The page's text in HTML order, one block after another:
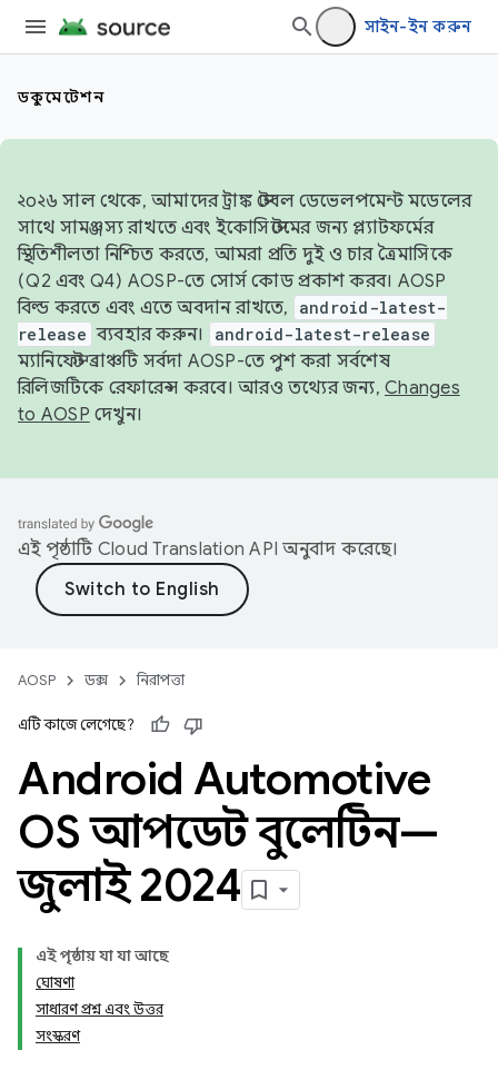
সাইন-ইন করুন
ডকুমেন্টেশন
২০২৬ সাল থেকে, আমাদের ট্রাঙ্ক স্টেবল ডেভেলপমেন্ট মডেলের
সাথে সামঞ্জস্য রাখতে এবং ইকোসিস্টেমের জন্য প্ল্যাটফর্মের
স্থিতিশীলতা নিশ্চিত করতে, আমরা প্রতি দুই ও চার ত্রৈমাসিকে
(Q2 এবং Q4) AOSP-তে সোর্স কোড প্রকাশ করব। AOSP
বিল্ড করতে এবং এতে অবদান রাখতে,
android-latest-
release ব্যবহার করুন। android-latest-release
ম্যানিফেস্ট ব্রাঞ্চটি সর্বদা AOSP-তে পুশ করা সর্বশেষ
রিলিজটিকে রেফারেন্স করবে। আরও তথ্যের জন্য, Changes
to AOSP দেখুন।
এই পৃষ্ঠাটি Cloud Translation API অনুবাদ করেছে।
AOSP ডক্স নিরাপত্তা
এটি কাজে লেগেছে?
Android Automotive
OS আপডেট বুলেটিন—
জুলাই 2024
এই পৃষ্ঠায় যা যা আছে
ঘোষণা
সাধারণ প্রশ্ন এবং উত্তর
সংস্করণ